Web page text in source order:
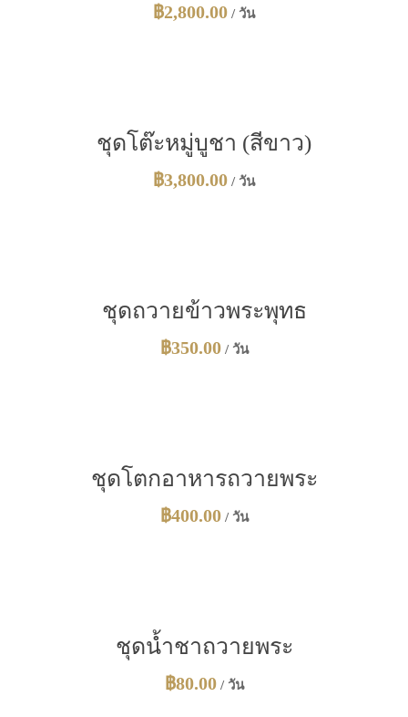
฿2,800.00 / วัน
ชุดโต๊ะหมู่บูชา (สีขาว)
฿3,800.00 / วัน
ชุดถวายข้าวพระพุทธ
฿350.00/ วัน
ชุดโตกอาหารถวายพระ
฿400.00/ วัน
ชุดน้ำชาถวายพระ
฿80.00/ วัน